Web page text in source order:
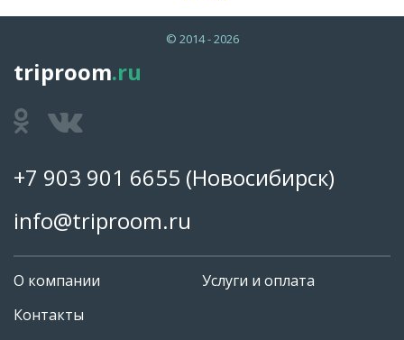
© 2014 - 2026
triproom.ru
+7 903 901 6655 (Новосибирск)
info@triproom.ru
О компании
Контакты
Услуги и оплата